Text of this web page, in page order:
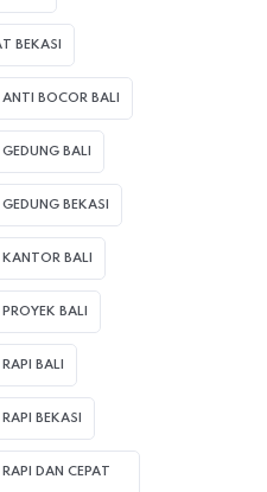
BEKASI
BOCOR BALI
BALI
BEKASI
BALI
BALI
BALI
BEKASI
DAN CEPAT